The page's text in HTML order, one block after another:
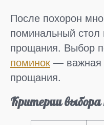
После похорон
поминальный
прощания. Выбор
поминок — важная
прощания.
Критерии